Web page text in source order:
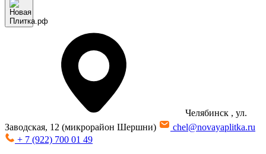
Челябинск , ул.
Заводская, 12 (микрорайон Шершни)
chel@novayaplitka.ru
+ 7 (922) 700 01 49